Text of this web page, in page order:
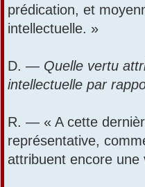
prédication, et
intellectuelle. »
D. — Quelle vertu
intellectuelle par
R. — « A cette
représentative,
attribuent encore